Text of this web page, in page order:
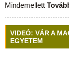
Mindemellett
VIDEÓ: VÁR A
EGYETEM